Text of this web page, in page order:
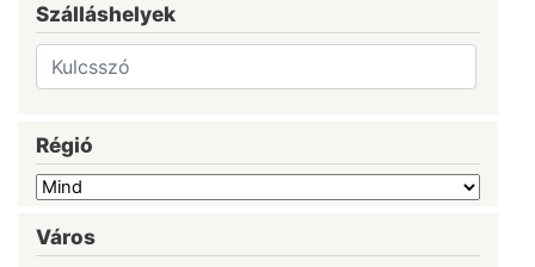
Szálláshelyek
Régió
Város